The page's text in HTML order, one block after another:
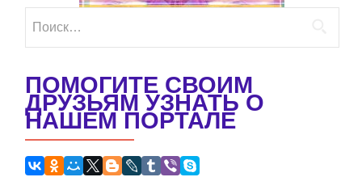
ПОМОГИТЕ СВОИМ
ДРУЗЬЯМ УЗНАТЬ О
НАШЕМ ПОРТАЛЕ